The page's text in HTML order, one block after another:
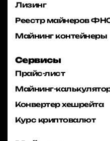
Лизинг
Реестр майнеров
Майнинг контейнеры
Сервисы
Прайс-лист
Майнинг-
Конвертер хешрейта
Курс криптовалют